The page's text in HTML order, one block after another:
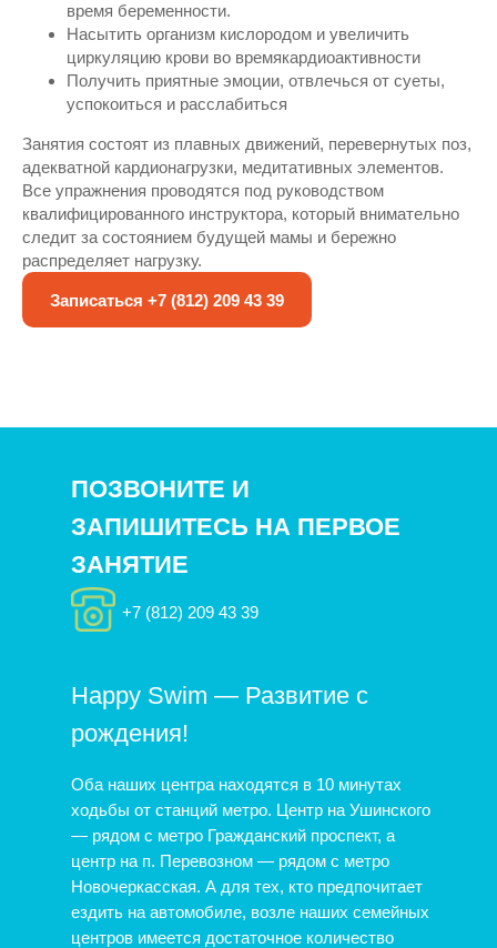
время беременности.
Насытить организм кислородом и увеличить
циркуляцию крови во времякардиоактивности
Получить приятные эмоции, отвлечься от суеты,
успокоиться и расслабиться
Занятия состоят из плавных движений, перевернутых поз,
адекватной кардионагрузки, медитативных элементов.
Все упражнения проводятся под руководством
квалифицированного инструктора, который внимательно
следит за состоянием будущей мамы и бережно
распределяет нагрузку.
Записаться +7 (812) 209 43 39
ПОЗВОНИТЕ И
ЗАПИШИТЕСЬ НА ПЕРВОЕ
ЗАНЯТИЕ
+7 (812) 209 43 39
Happy Swim — Развитие с
рождения!
Оба наших центра находятся в 10 минутах
ходьбы от станций метро. Центр на Ушинского
— рядом с метро Гражданский проспект, а
центр на п. Перевозном — рядом с метро
Новочеркасская. А для тех, кто предпочитает
ездить на автомобиле, возле наших семейных
центров имеется достаточное количество